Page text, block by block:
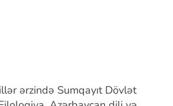
ərzində Sumqayıt Dövlət